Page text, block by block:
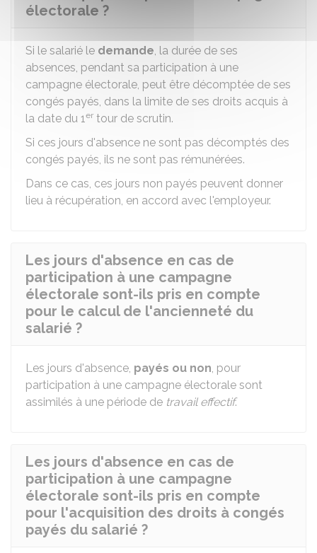
électorale ?
Si le salarié le demande, la durée de ses
absences, pendant sa participation à une
campagne électorale, peut être décomptée de ses
congés payés, dans la limite de ses droits acquis à
la date du 1er tour de scrutin.
Si ces jours d'absence ne sont pas décomptés des
congés payés, ils ne sont pas rémunérées.
Dans ce cas, ces jours non payés peuvent donner
lieu à récupération, en accord avec l'employeur.
Les jours d'absence en cas de
participation à une campagne
électorale sont-ils pris en compte
pour le calcul de l'ancienneté du
salarié ?
Les jours d'absence, payés ou non, pour
participation à une campagne électorale sont
assimilés à une période de travail effectif.
Les jours d'absence en cas de
participation à une campagne
électorale sont-ils pris en compte
pour l'acquisition des droits à congés
payés du salarié ?